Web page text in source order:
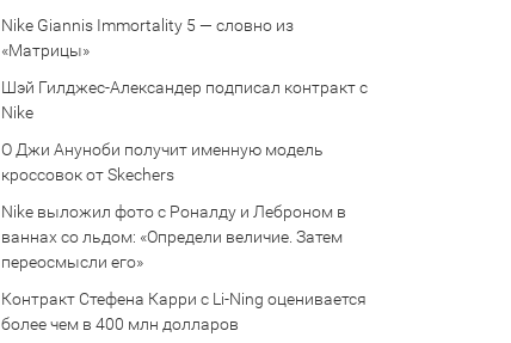
Nike Giannis Immortality 5 — словно из
«Матрицы»
Шэй Гилджес-Александер подписал контракт с
Nike
О Джи Ануноби получит именную модель
кроссовок от Skechers
Nike выложил фото с Роналду и Леброном в
ваннах со льдом: «Определи величие. Затем
переосмысли его»
Контракт Стефена Карри с Li-Ning оценивается
более чем в 400 млн долларов